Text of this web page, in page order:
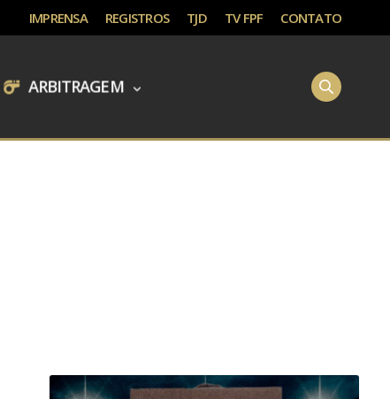
IMPRENSA REGISTROS TJD TV FPF CONTATO
ARBITRAGEM